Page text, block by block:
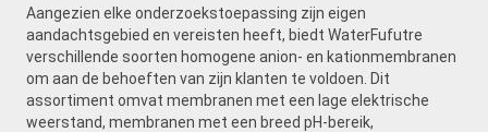
Aangezien elke onderzoekstoepassing zijn eigen
aandachtsgebied en vereisten heeft, biedt WaterFufutre
verschillende soorten homogene anion- en kationmembranen
om aan de behoeften van zijn klanten te voldoen. Dit
assortiment omvat membranen met een lage elektrische
weerstand, membranen met een breed pH-bereik,